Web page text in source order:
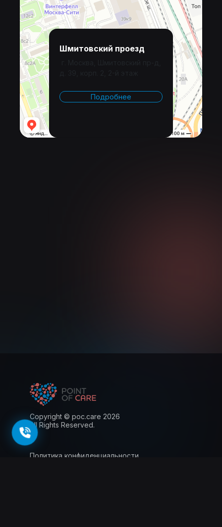
Шмитовский проезд
Подробнее
Copyright © poc.care 2026
All Rights Reserved.
Политика конфиденциальности